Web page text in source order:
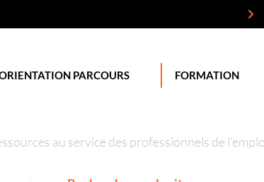
PARCOURS FORMATION
au service des professionnels de